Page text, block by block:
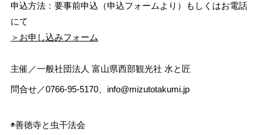
申込方法：要事前申込（申込フォームより）もしくはお電話
にて
＞お申し込みフォーム
主催／一般社団法人 富山県西部観光社 水と匠
問合せ／0766-95-5170、 info@mizutotakumi.jp
◉善徳寺と虫干法会